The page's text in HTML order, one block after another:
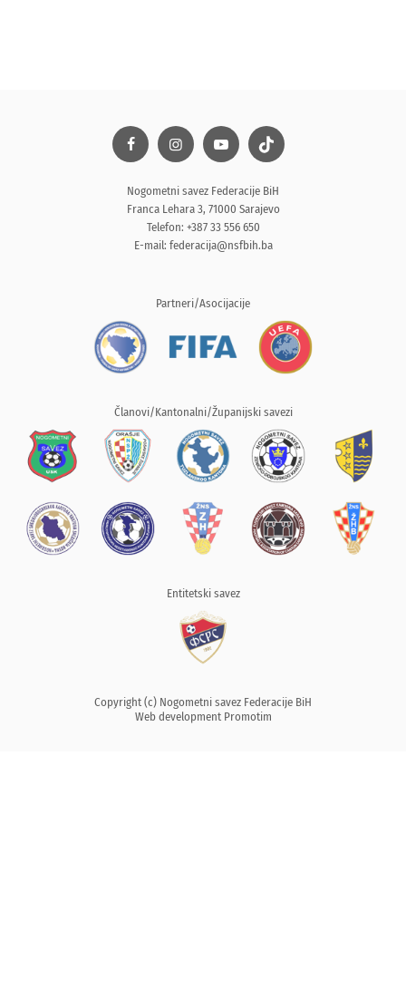
Nogometni savez Federacije BiH
Franca Lehara 3, 71000 Sarajevo
Telefon: +387 33 556 650
E-mail: federacija@nsfbih.ba
Partneri/Asocijacije
Članovi/Kantonalni/Županijski savezi
Entitetski savez
Copyright (c) Nogometni savez Federacije BiH
Web development Promotim